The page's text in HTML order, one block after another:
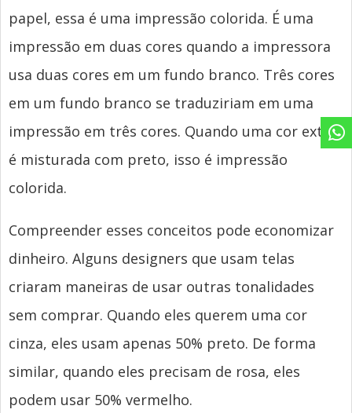
papel, essa é uma impressão colorida. É uma
impressão em duas cores quando a impressora
usa duas cores em um fundo branco. Três cores
em um fundo branco se traduziriam em uma
impressão em três cores. Quando uma cor extra
é misturada com preto, isso é impressão
colorida.
Compreender esses conceitos pode economizar
dinheiro. Alguns designers que usam telas
criaram maneiras de usar outras tonalidades
sem comprar. Quando eles querem uma cor
cinza, eles usam apenas 50% preto. De forma
similar, quando eles precisam de rosa, eles
podem usar 50% vermelho.